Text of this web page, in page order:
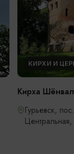
КИРХИ И
Кирха
Гурьевск,